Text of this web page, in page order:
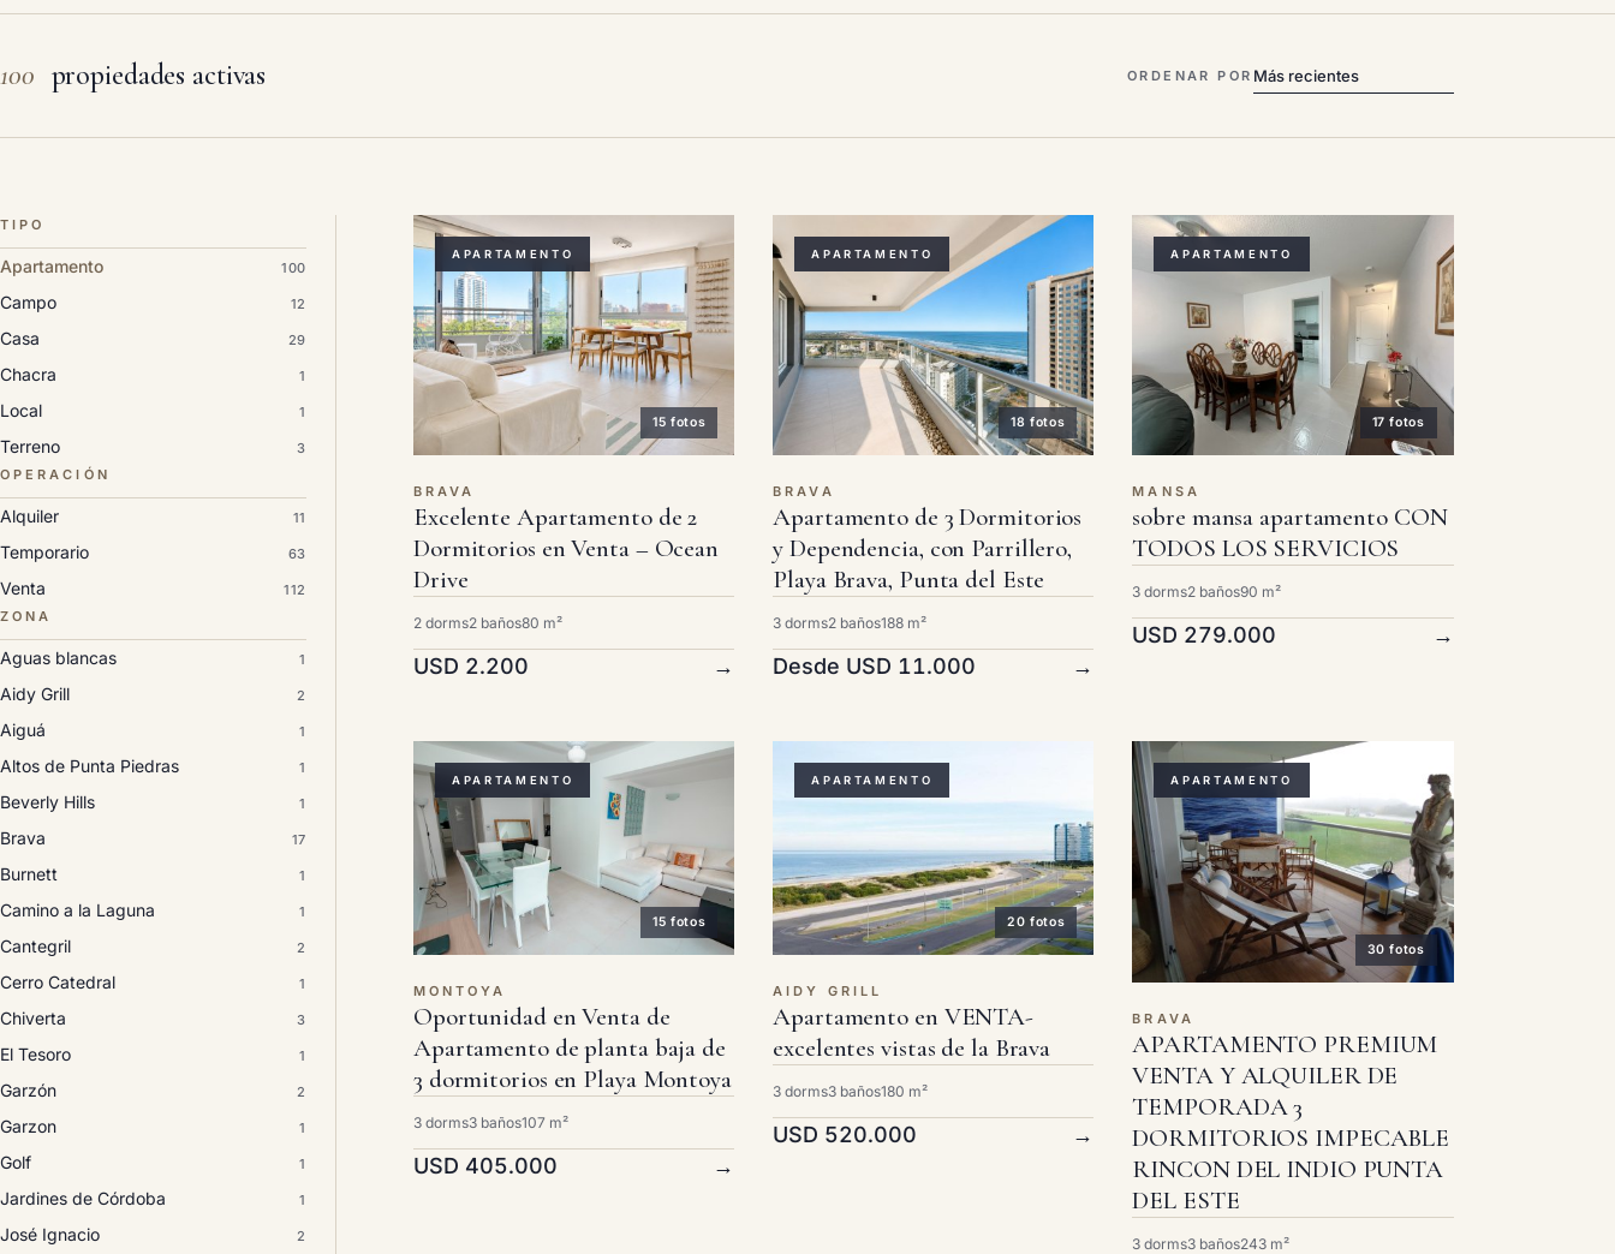
100 propiedades activas ORDENAR POR
TIPO
Apartamento 100
Campo 12
Casa 29
Chacra 1
Local 1
Terreno
3
OPERACIÓN
Alquiler 11
Temporario 63
Venta
112
ZONA
Aguas blancas 1
Aidy Grill 2
Aiguá 1
Altos de Punta Piedras 1
Beverly Hills 1
Brava 17
Burnett 1
Camino a la Laguna 1
Cantegril 2
Cerro Catedral 1
Chiverta 3
El Tesoro 1
Garzón 2
Garzon 1
Golf 1
Jardines de Córdoba 1
José Ignacio 2
APARTAMENTO
15 fotos
BRAVA
Excelente Apartamento de 2
Dormitorios en Venta – Ocean
Drive
2 dorms2 baños80 m²
USD 2.200 →
APARTAMENTO
18 fotos
BRAVA
Apartamento de 3 Dormitorios
y Dependencia, con Parrillero,
Playa Brava, Punta del Este
3 dorms2 baños188 m²
Desde USD 11.000 →
APARTAMENTO
17 fotos
MANSA
sobre mansa apartamento CON
TODOS LOS SERVICIOS
3 dorms2 baños90 m²
USD 279.000 →
APARTAMENTO
15 fotos
MONTOYA
Oportunidad en Venta de
Apartamento de planta baja de
3 dormitorios en Playa Montoya
3 dorms3 baños107 m²
USD 405.000 →
APARTAMENTO
20 fotos
AIDY GRILL
Apartamento en VENTA-
excelentes vistas de la Brava
3 dorms3 baños180 m²
USD 520.000 →
APARTAMENTO
30 fotos
BRAVA
APARTAMENTO PREMIUM
VENTA Y ALQUILER DE
TEMPORADA 3
DORMITORIOS IMPECABLE
RINCON DEL INDIO PUNTA
DEL ESTE
3 dorms3 baños243 m²